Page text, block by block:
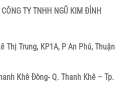
CÔNG TY TNHH NGŨ KIM ĐỈNH
Thị Trung, KP1A, P An Phú, Thuận
Khê Đông- Q. Thanh Khê – Tp.